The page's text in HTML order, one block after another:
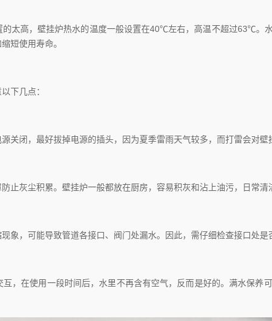
高，壁挂炉热水的温度一般设置在40℃左右，高温不超过63℃。
短使用寿命。
下几点：
闭，最好拔掉电源的插头，因为夏季雷雨天气较多，而打雷会对壁
灰尘积累。壁挂炉一般都放在厨房，容易积灰和沾上油污，日常清
，可能导致管道各接口、阀门处漏水。因此，需仔细检查接口处是
在使用一段时间后，水里不再含有空气，反而是好的。满水保养